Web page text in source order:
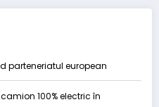
parteneriatul european
100% electric în